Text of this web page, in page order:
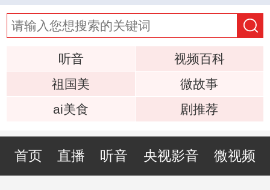
听音
视频百科
祖国美
微故事
ai美食
剧推荐
首页 直播 听音 央视影音 微视频